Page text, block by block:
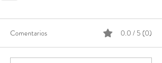
Comentarios 0.0 / 5 (0)